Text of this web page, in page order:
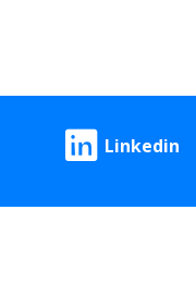
Linkedin